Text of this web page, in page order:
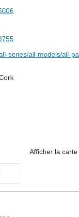
series/all-models/all-
Afficher la carte